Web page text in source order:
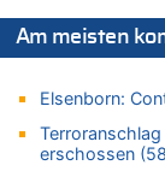
05.08.2026 -
Mehrere
05.08.2026 -
05.08.2026 -
Am meisten
Elsenborn:
erschossen